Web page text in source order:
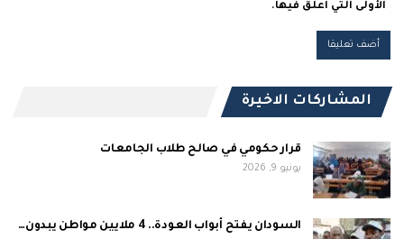
الأولى التي أعلق فيها.
المشاركات الاخيرة
قرار حكومي في صالح طلاب الجامعات
يونيو 9, 2026
السودان يفتح أبواب العودة.. 4 ملايين مواطن يبدون…